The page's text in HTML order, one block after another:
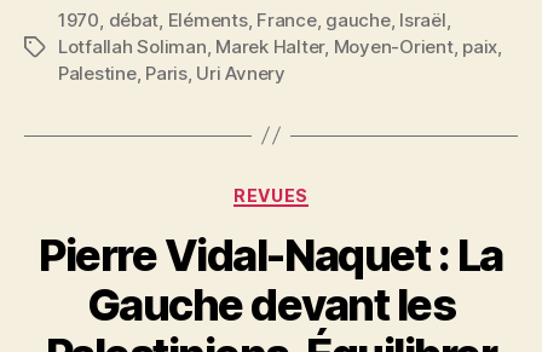
public
israélo-
le
Comité
International
Étiquettes
1970 débat Eléments, France, gauche, Israël
Lotfallah Soliman Marek Halter, Moyen-Orient, paix
Palestine, Paris, Uri Avnery
Catégories
REVUES
Pierre Vidal-Naquet : La
Gauche devant les
P